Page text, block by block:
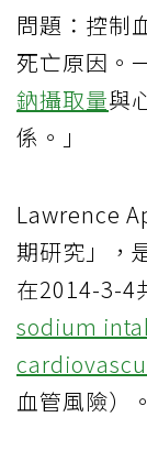
問題：控制
死亡原因。
鈉攝取量與
係。」
Lawrence
期研究」，
在2014-3-4
sodium
血管風險）。